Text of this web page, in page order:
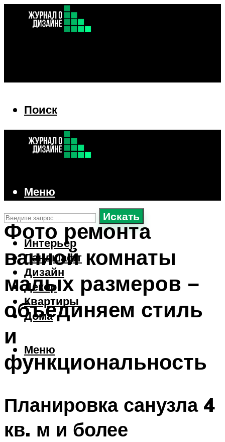
Поиск
Искать
Интерьер
Ландшафт
Дизайн
Декор
Квартиры
Дома
Меню
Меню
Фото ремонта
ванной комнаты
малых размеров −
объединяем стиль
и
функциональность
Планировка санузла 4
кв. м и более